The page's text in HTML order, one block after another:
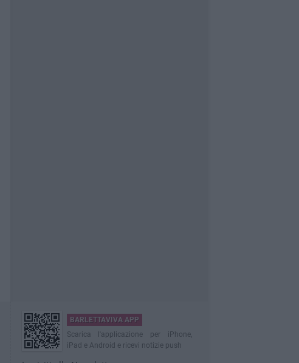
BARLETTAVIVA APP
Scarica l'applicazione per iPhone,
iPad e Android e ricevi notizie push